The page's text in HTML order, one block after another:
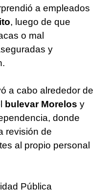
a empleados
, luego de que
o mal
y
a cabo alrededor de
bulevar Morelos y
donde
revisión de
al propio personal
Pública